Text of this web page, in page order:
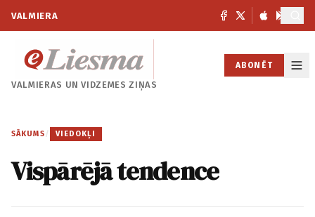
VALMIERA
VALMIERAS UNVIDZEMES ZIŅAS
ABONĒT
SĀKUMS / VIEDOKĻI
Vispārējā tendence